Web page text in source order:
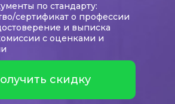
по стандарту:
сертификат о профессии
и выписка
с оценками и
скидку